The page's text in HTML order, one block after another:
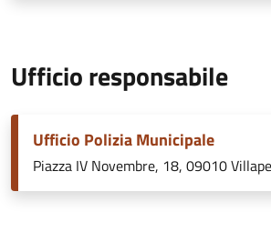
Ufficio responsabile
Ufficio Polizia Municipale
Piazza IV Novembre, 18, 09010